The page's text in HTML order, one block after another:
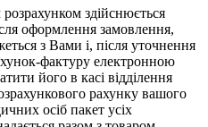
здійснюється
оформлення замовлення,
з Вами і, після уточнення
фактуру електронною
його в касі відділення
рахунку вашого
осіб пакет усіх